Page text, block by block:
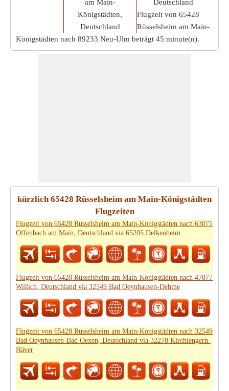
am Main-
Königstädten,
Deutschland
Deutschland
Flugzeit von 65428
Rüsselsheim am Main-
Königstädten nach 89233 Neu-Ulm beträgt 45 minute(n).
kürzlich 65428 Rüsselsheim am Main-Königstädten
Flugzeiten
Flugzeit von 65428 Rüsselsheim am Main-Königstädten nach 63071
Offenbach am Main, Deutschland via 65205 Delkenheim
Flugzeit von 65428 Rüsselsheim am Main-Königstädten nach 47877
Willich, Deutschland via 32549 Bad Oeynhausen-Dehme
Flugzeit von 65428 Rüsselsheim am Main-Königstädten nach 32549
Bad Oeynhausen-Bad Oexen, Deutschland via 32278 Kirchlengern-
Häver